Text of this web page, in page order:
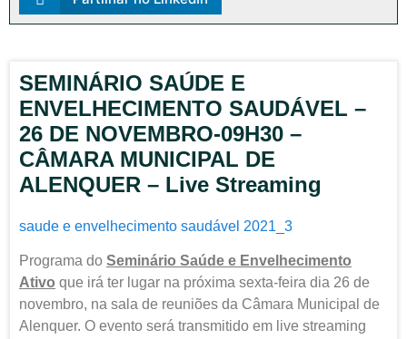
SEMINÁRIO SAÚDE E
ENVELHECIMENTO SAUDÁVEL –
26 DE NOVEMBRO-09H30 –
CÂMARA MUNICIPAL DE
ALENQUER – Live Streaming
saude e envelhecimento saudável 2021_3
Programa do Seminário Saúde e Envelhecimento
Ativo que irá ter lugar na próxima sexta-feira dia 26 de
novembro, na sala de reuniões da Câmara Municipal de
Alenquer. O evento será transmitido em live streaming